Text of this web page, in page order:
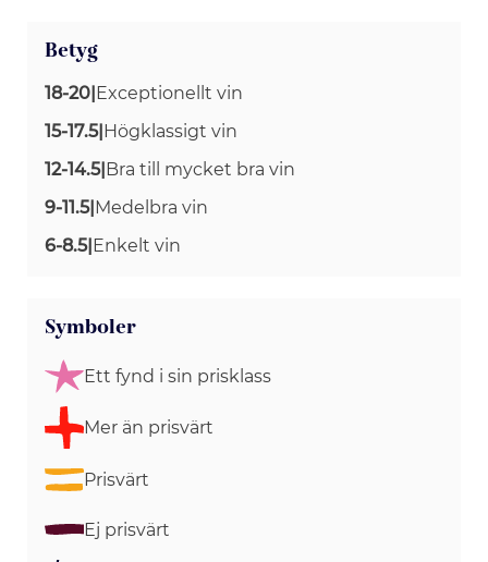
Betyg
18-20 Exceptionellt vin
15-17.5| Högklassigt vin
12-14.5| Bra till mycket bra vin
9-11.5| Medelbra vin
6-8.5| Enkelt vin
Symboler
Ett fynd i sin prisklass
Mer än prisvärt
Prisvärt
Ej prisvärt